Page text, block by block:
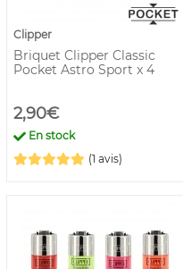
Clipper
Briquet Clipper Classic
Pocket Astro Sport x 4
2,90€
En stock
(1 avis)